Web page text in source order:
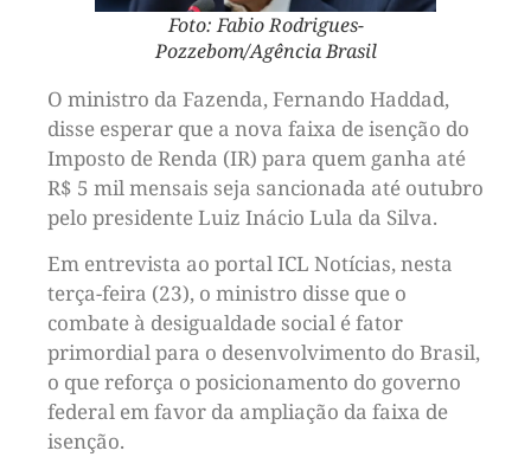
Foto: Fabio Rodrigues-
Pozzebom/Agência Brasil
O ministro da Fazenda, Fernando Haddad,
disse esperar que a nova faixa de isenção do
Imposto de Renda (IR) para quem ganha até
R$ 5 mil mensais seja sancionada até outubro
pelo presidente Luiz Inácio Lula da Silva.
Em entrevista ao portal ICL Notícias, nesta
terça-feira (23), o ministro disse que o
combate à desigualdade social é fator
primordial para o desenvolvimento do Brasil,
o que reforça o posicionamento do governo
federal em favor da ampliação da faixa de
isenção.